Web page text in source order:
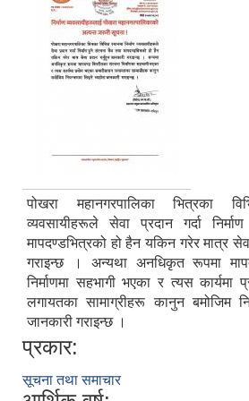
पोखरा महानगरपालिका भित्रका
व्यवसायीहरूले सेवा प्रदान गर्दा
मापदण्डभित्रको हो हैन यकिन गरेर मात्र
गराइन्छ । अन्यथा अनधिकृत रूपमा
निर्माणमा सहभागी भएका र त्यस कार्यमा
लगायतका सामाग्रीहरू कानुन बमोजिम
जानकारी गराइन्छ ।
प्रकार:
सूचना तथा समाचार